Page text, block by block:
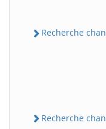
Recherche
Recherche